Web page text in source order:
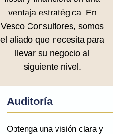
ventaja estratégica. En
Vesco Consultores, somos
el aliado que necesita para
llevar su negocio al
siguiente nivel.
Auditoría
Obtenga una visión clara y